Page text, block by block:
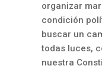
organizar
condición
buscar un
todas luces,
nuestra